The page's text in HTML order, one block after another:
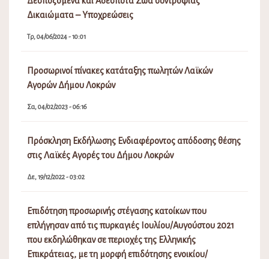
στις Λαϊκές Αγορές του Δήμου Λοκρών
Επιδότηση προσωρινής στέγασης κατοίκων που
επλήγησαν από τις πυρκαγιές Ιουλίου/Αυγούστου 2021
Επικράτειας, με τη μορφή επιδότησης ενοικίου/
Τρ, 21/09/2021 - 06:56
Αντικατάσταση έντυπων λογαριασμών με
ειδοποιήσεων
Τρ, 06/07/2021 - 03:10